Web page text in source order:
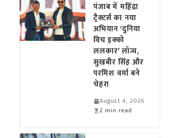
पंजाब में महिंद्रा
ट्रैक्टर्स का नया
अभियान ‘दुनिया
विच इक्को
ललकार’ लॉन्च,
सुखबीर सिंह और
परमिश वर्मा बने
चेहरा
August 4, 2026
2 min read